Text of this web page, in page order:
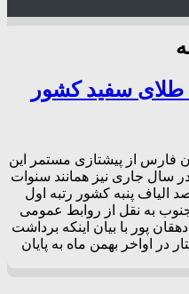
طلای سفید کشور
فارس از پیشتازی مستمر این
در سال جاری نیز همانند سنوات
با تولید بیش از 25 درصد الیاف پنبه کشور رتبه اول
به نقل از روابط عمومی
پور با بیان اینکه برداشت
به 18 هزار هکتار در اواخر بهمن ماه به پایان